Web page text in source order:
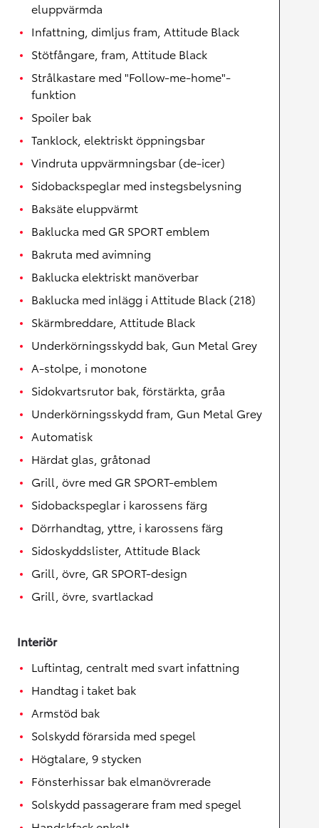
eluppvärmda
Infattning, dimljus fram, Attitude Black
Stötfångare, fram, Attitude Black
Strålkastare med "Follow-me-home"-
funktion
Spoiler bak
Tanklock, elektriskt öppningsbar
Vindruta uppvärmningsbar (de-icer)
Sidobackspeglar med instegsbelysning
Baksäte eluppvärmt
Baklucka med GR SPORT emblem
Bakruta med avimning
Baklucka elektriskt manöverbar
Baklucka med inlägg i Attitude Black (218)
Skärmbreddare, Attitude Black
Underkörningsskydd bak, Gun Metal Grey
A-stolpe, i monotone
Sidokvartsrutor bak, förstärkta, gråa
Underkörningsskydd fram, Gun Metal Grey
Automatisk
Härdat glas, gråtonad
Grill, övre med GR SPORT-emblem
Sidobackspeglar i karossens färg
Dörrhandtag, yttre, i karossens färg
Sidoskyddslister, Attitude Black
Grill, övre, GR SPORT-design
Grill, övre, svartlackad
Interiör
Luftintag, centralt med svart infattning
Handtag i taket bak
Armstöd bak
Solskydd förarsida med spegel
Högtalare, 9 stycken
Fönsterhissar bak elmanövrerade
Solskydd passagerare fram med spegel